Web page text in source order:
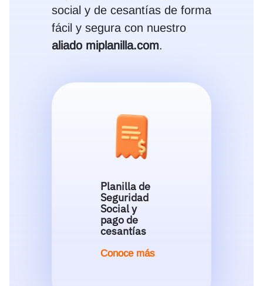
social y de cesantías de forma
fácil y segura con nuestro
aliado miplanilla.com.
Planilla de
Seguridad
Social y
pago de
cesantías
Conoce más